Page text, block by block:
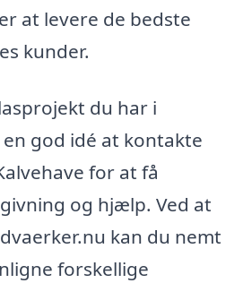
at levere de bedste
kunder.
du har i
god idé at kontakte
for at få
og hjælp. Ved at
kan du nemt
forskellige